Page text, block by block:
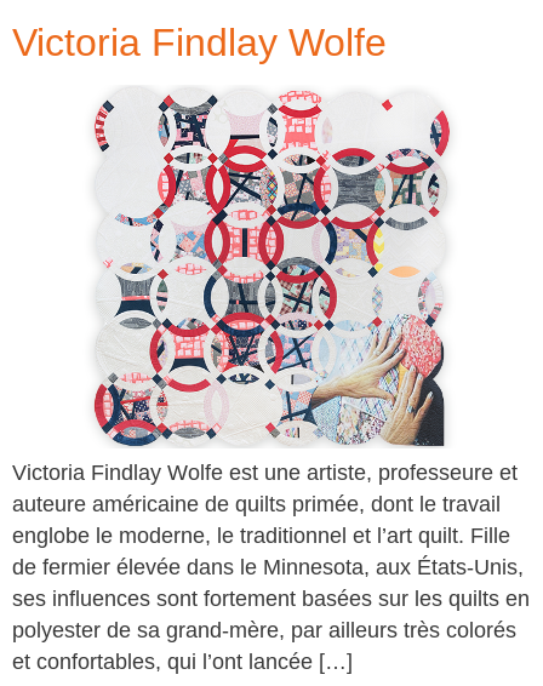
Victoria Findlay Wolfe
Victoria Findlay Wolfe est une artiste, professeure et
auteure américaine de quilts primée, dont le travail
englobe le moderne, le traditionnel et l’art quilt. Fille
de fermier élevée dans le Minnesota, aux États-Unis,
ses influences sont fortement basées sur les quilts en
polyester de sa grand-mère, par ailleurs très colorés
et confortables, qui l’ont lancée […]